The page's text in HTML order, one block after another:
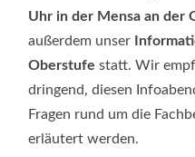
Uhr in der Mensa an der
außerdem unser
Oberstufe statt. Wir
dringend, diesen
Fragen rund um die
erläutert werden.